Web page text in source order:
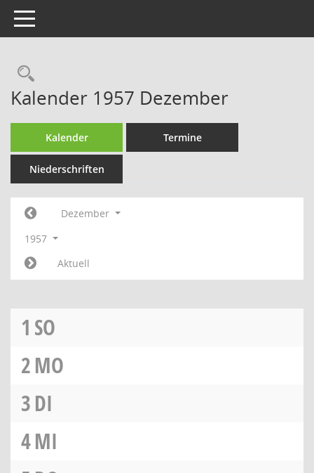
Toggle navigation
Rechercheauswahl
Kalender 1957 Dezember
Kalender Termine
Niederschriften
Dezember
1957
Aktuell
1 SO
2MO
3DI
4MI